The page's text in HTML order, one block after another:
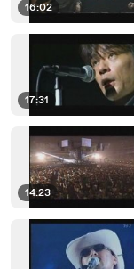
16:02
17:31
14:23